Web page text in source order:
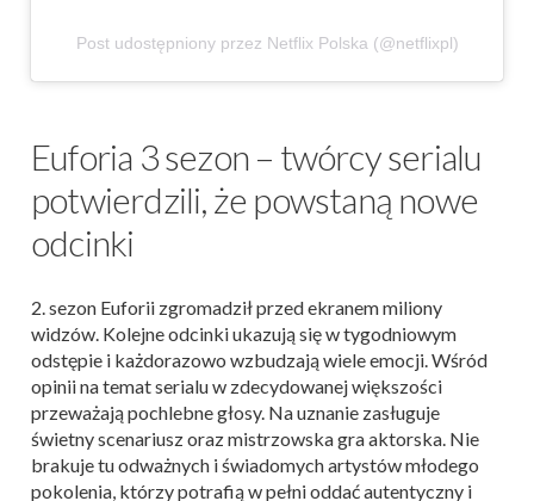
Post udostępniony przez Netflix Polska (@netflixpl)
Euforia 3 sezon – twórcy serialu
potwierdzili, że powstaną nowe
odcinki
2. sezon Euforii zgromadził przed ekranem miliony
widzów. Kolejne odcinki ukazują się w tygodniowym
odstępie i każdorazowo wzbudzają wiele emocji. Wśród
opinii na temat serialu w zdecydowanej większości
przeważają pochlebne głosy. Na uznanie zasługuje
świetny scenariusz oraz mistrzowska gra aktorska. Nie
brakuje tu odważnych i świadomych artystów młodego
pokolenia, którzy potrafią w pełni oddać autentyczny i